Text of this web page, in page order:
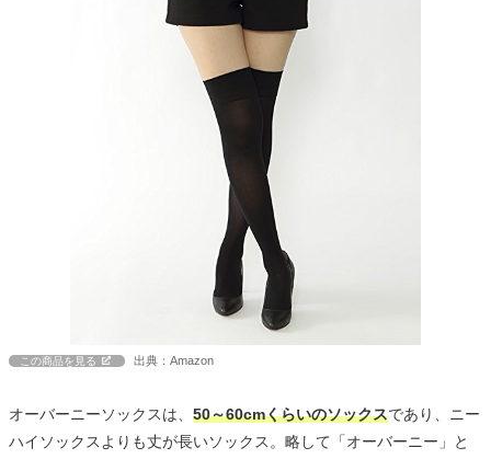
この商品を見る 出典：Amazon
オーバーニーソックスは、 50～60cmくらいのソックスであり、ニー
ハイソックスよりも丈が長いソックス。略して「オーバーニー」と